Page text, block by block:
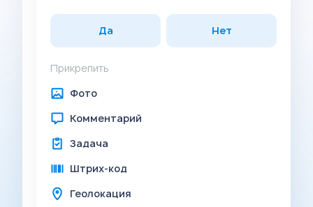
Да Нет
Прикрепить
Фото
Комментарий
Задача
Штрих-код
Геолокация